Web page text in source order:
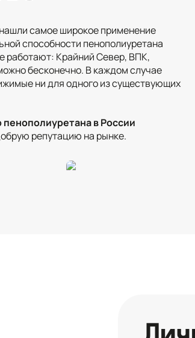
самое широкое применение
способности пенополиуретана
работают: Крайний Север, ВПК,
бесконечно. В каждом случае
ни для одного из существующих
в России
репутацию на рынке.